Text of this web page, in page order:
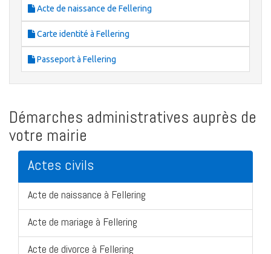
Acte de naissance de Fellering
Carte identité à Fellering
Passeport à Fellering
Démarches administratives auprès de
votre mairie
Actes civils
Acte de naissance à Fellering
Acte de mariage à Fellering
Acte de divorce à Fellering